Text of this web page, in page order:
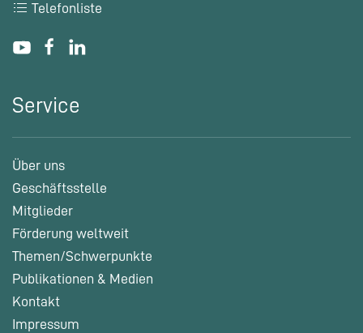
Telefonliste
Service
Über uns
Geschäftsstelle
Mitglieder
Förderung weltweit
Themen/Schwerpunkte
Publikationen & Medien
Kontakt
Impressum